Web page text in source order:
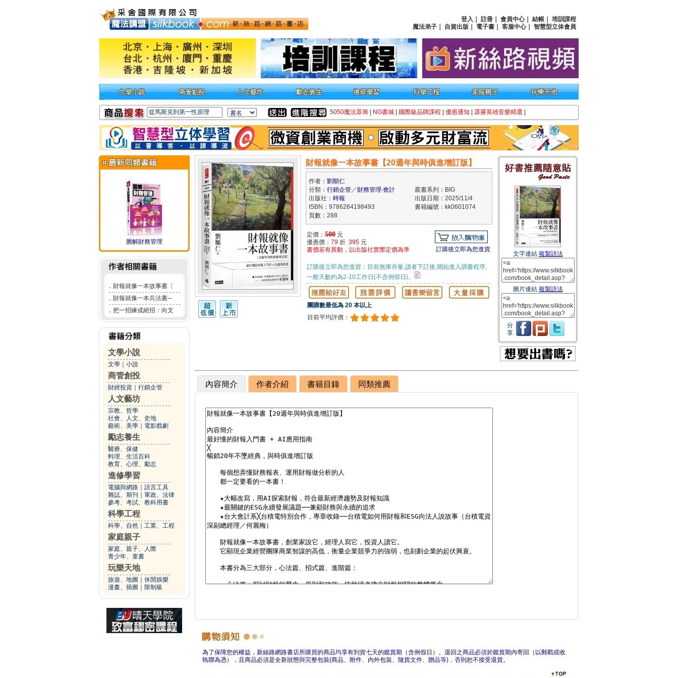
登入 註冊 會員中心｜ 結帳
培訓課程
魔法弟子
自資出版 電子書 客服中心｜ 智慧型立体會員
5050魔法眾籌 NG書城 國際級品牌課程 優惠通知 霹靂英雄音樂精選
圖解財務管理
． 財報就像一本故事書〔
． 財報就像一本兵法書─
． 把一招練成絕招：向文
文學小說
文學 小說
商管創投
財經投資 行銷企管
人文藝坊
宗教、哲學
社會、人文、史地
藝術、美學
電影戲劇
勵志養生
醫療、保健
料理、生活百科
教育、心理、勵志
進修學習
電腦與網路
語言工具
雜誌、期刊
軍政、法律
參考、考試、教科用書
科學工程
科學、自然 工業、工程
家庭親子
家庭、親子、人際
青少年、童書
玩樂天地
旅遊、地圖
休閒娛樂
漫畫、插圖
限制級
財報就像一本故事書【20週年與時俱進增訂版】
作者： 劉順仁
分類： 行銷企管／財務管理‧會計
叢書系列：BIG
出版社： 時報
出版日期：2025/11/4
ISBN：9786264198493
書籍編號：kk0601074
頁數：288
定價： 500 元
優惠價： 79 折 395 元
書價若有異動，以出版社實際定價為準
訂購後立即為您進貨
訂購後立即為您進貨：目前無庫存量,讀者下訂後,開始進入調書程序,
一般天數約為2-10工作日(不含例假日)。
團購數最低為 20 本以上
目前平均評價：
文字連結 複製語法
圖片連結 複製語法
分
享
內容簡介 作者介紹 書籍目錄 同類推薦
為了保障您的權益，新絲路網路書店所購買的商品均享有到貨七天的鑑賞期（含例假日）。退回之商品必須於鑑賞期內寄回（以郵戳或收
執聯為憑），且商品必須是全新狀態與完整包裝(商品、附件、內外包裝、隨貨文件、贈品等)，否則恕不接受退貨。